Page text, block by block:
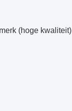
(hoge kwaliteit)